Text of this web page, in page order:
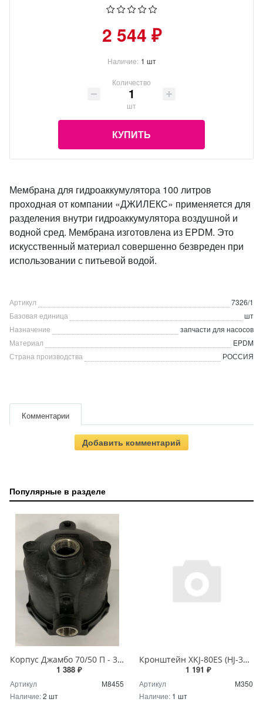
2 544 ₽
Наличие: 1 шт
Количество
шт
КУПИТЬ
Мембрана для гидроаккумулятора 100 литров
проходная от компании «ДЖИЛЕКС» применяется для
разделения внутри гидроаккумулятора воздушной и
водной сред. Мембрана изготовлена из EPDM. Это
искусственный материал совершенно безвреден при
использовании с питьевой водой.
Артикул
7326/1
Базовая единица
шт
Назначение
запчасти для насосов
Материал
EPDM
Страна производства
РОССИЯ
Комментарии
Добавить комментарий
Популярные в разделе
Корпус Джамбо 70/50 П - 3/8"х2+1/4" (КОМФОРТ)
1 388 ₽
Артикул
М8455
Наличие:2 шт
Кронштейн XKJ-80ES (HJ-370W) RAL 5012
1 191 ₽
Артикул
М350
Наличие: 1 шт